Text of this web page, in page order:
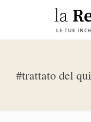
#trattato del